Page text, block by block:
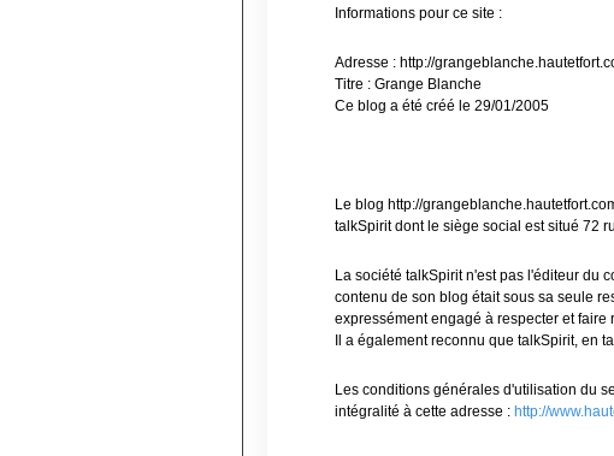
Informations pour ce site :
Adresse : http://
Titre : Grange Blanche
Ce blog a été créé le 29/01/2005
Le blog http://
talkSpirit dont le siège social est situé 72
La société talkSpirit n'est pas l'éditeur du
contenu de son blog était sous sa seule
expressément engagé à respecter et
Il a également reconnu que talkSpirit, en
Les conditions générales d'utilisation du
intégralité à cette adresse : http://